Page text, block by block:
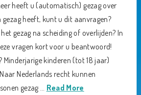
heeft u (automatisch) gezag over
gezag heeft, kunt u dit aanvragen?
gezag na scheiding of overlijden? In
vragen kort voor u beantwoord!
Minderjarige kinderen (tot 18 jaar)
Nederlands recht kunnen
gezag … Read More